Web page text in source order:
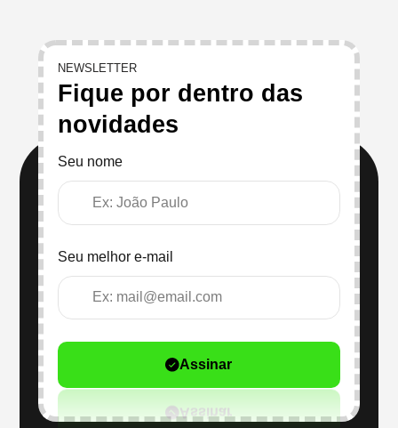
NEWSLETTER
Fique por dentro das
novidades
Seu nome
Seu melhor e-mail
Assinar